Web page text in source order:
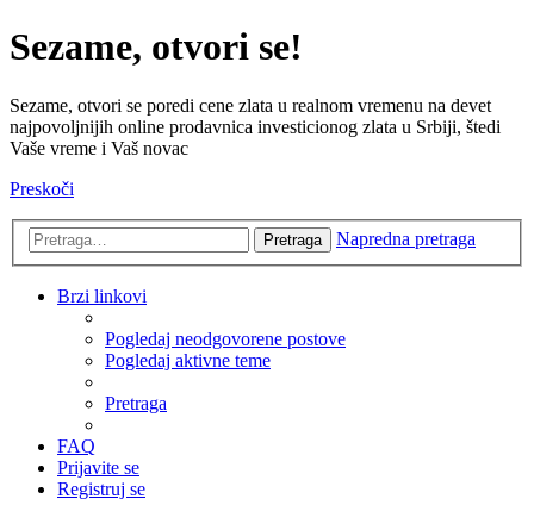
Sezame, otvori se!
Sezame, otvori se poredi cene zlata u realnom vremenu na devet
najpovoljnijih online prodavnica investicionog zlata u Srbiji, štedi
Vaše vreme i Vaš novac
Preskoči
Pretraga Napredna pretraga
Brzi linkovi
Pogledaj neodgovorene postove
Pogledaj aktivne teme
Pretraga
FAQ
Prijavite se
Registruj se